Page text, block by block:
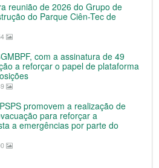
reunião de 2026 do Grupo de
do Parque Ciên-Tec de
com a assinatura de 49
a reforçar o papel de plataforma
promovem a realização de
para reforçar a
a emergências por parte do